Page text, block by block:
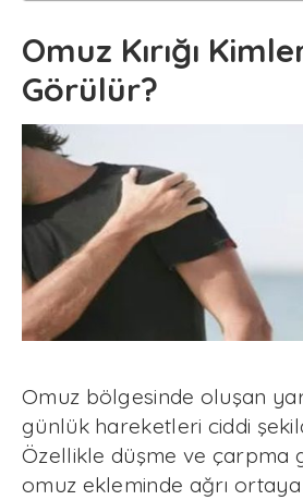
Omuz Kırığı
Görülür?
Omuz bölgesinde oluşan
günlük hareketleri ciddi
Özellikle düşme ve çarpma
omuz ekleminde ağrı ortaya